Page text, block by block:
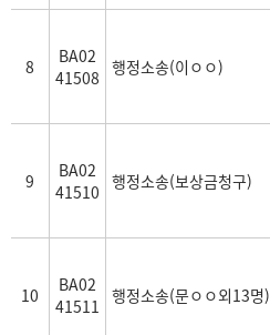
8
BA02
41508 행정소송(이ㅇㅇ)
9
BA02
41510 행정소송(보상금청구)
10
BA02
41511 행정소송(문ㅇㅇ외13명)